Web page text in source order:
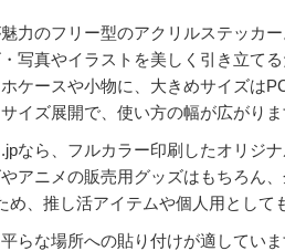
力のフリー型のアクリルステッカー
写真やイラストを美しく引き立て
ケースや小物に、大きめサイズは
イズ展開で、使い方の幅が広がりま
なら、フルカラー印刷したオリジ
アニメの販売用グッズはもちろん
め、推し活アイテムや個人用として
らな場所への貼り付けが適していま